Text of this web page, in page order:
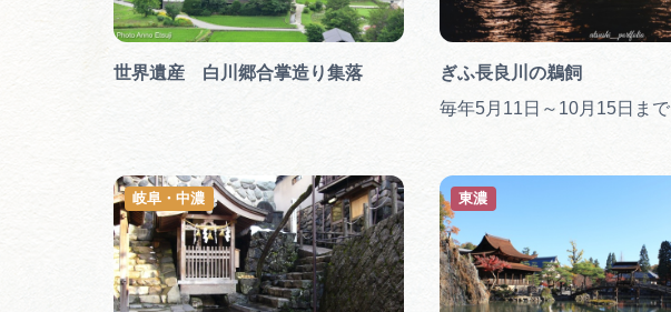
世界遺産 白川郷合掌造り集落 ぎふ長良川の鵜飼
毎年5月11日～10月15日まで
岐阜・中濃 東濃